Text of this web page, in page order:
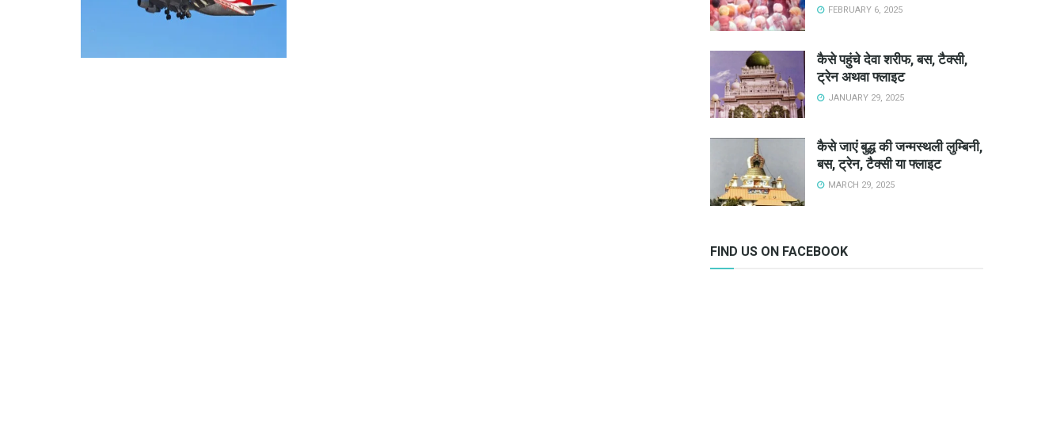
FEBRUARY 6, 2025
कैसे पहुंचे देवा शरीफ, बस, टैक्सी,
ट्रेन अथवा फ्लाइट
JANUARY 29, 2025
कैसे जाएं बुद्ध की जन्मस्थली लुम्बिनी,
बस, ट्रेन, टैक्सी या फ्लाइट
MARCH 29, 2025
FIND US ON FACEBOOK